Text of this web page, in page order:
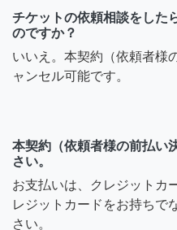
チケットの依頼相談をした
のですか？
いいえ。本契約（依頼者様
ャンセル可能です。
本契約（依頼者様の前払い
さい。
お支払いは、クレジットカ
レジットカードをお持ちで
さい。